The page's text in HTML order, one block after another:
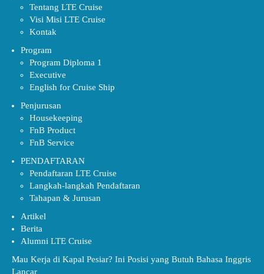
Tentang LTE Cruise
Visi Misi LTE Cruise
Kontak
Program
Program Diploma 1
Executive
English for Cruise Ship
Penjurusan
Housekeeping
FnB Product
FnB Service
PENDAFTARAN
Pendaftaran LTE Cruise
Langkah-langkah Pendaftaran
Tahapan & Jurusan
Artikel
Berita
Alumni LTE Cruise
Mau Kerja di Kapal Pesiar? Ini Posisi yang Butuh Bahasa Inggris
Lancar